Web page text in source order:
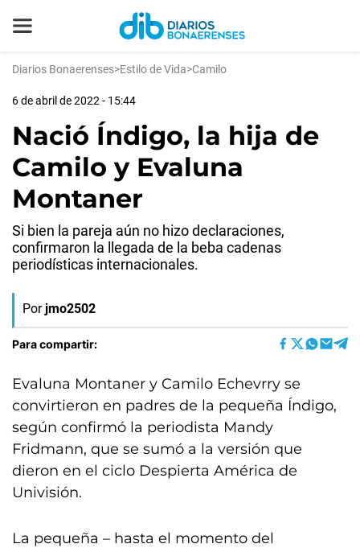
Diarios Bonaerenses>Estilo de Vida>Camilo
6 de abril de 2022 - 15:44
Nació Índigo, la hija de
Camilo y Evaluna
Montaner
Si bien la pareja aún no hizo declaraciones,
confirmaron la llegada de la beba cadenas
periodísticas internacionales.
Por jmo2502
Para compartir:
Evaluna Montaner y Camilo Echevrry se
convirtieron en padres de la pequeña Índigo,
según confirmó la periodista Mandy
Fridmann, que se sumó a la versión que
dieron en el ciclo Despierta América de
Univisión.
La pequeña – hasta el momento del